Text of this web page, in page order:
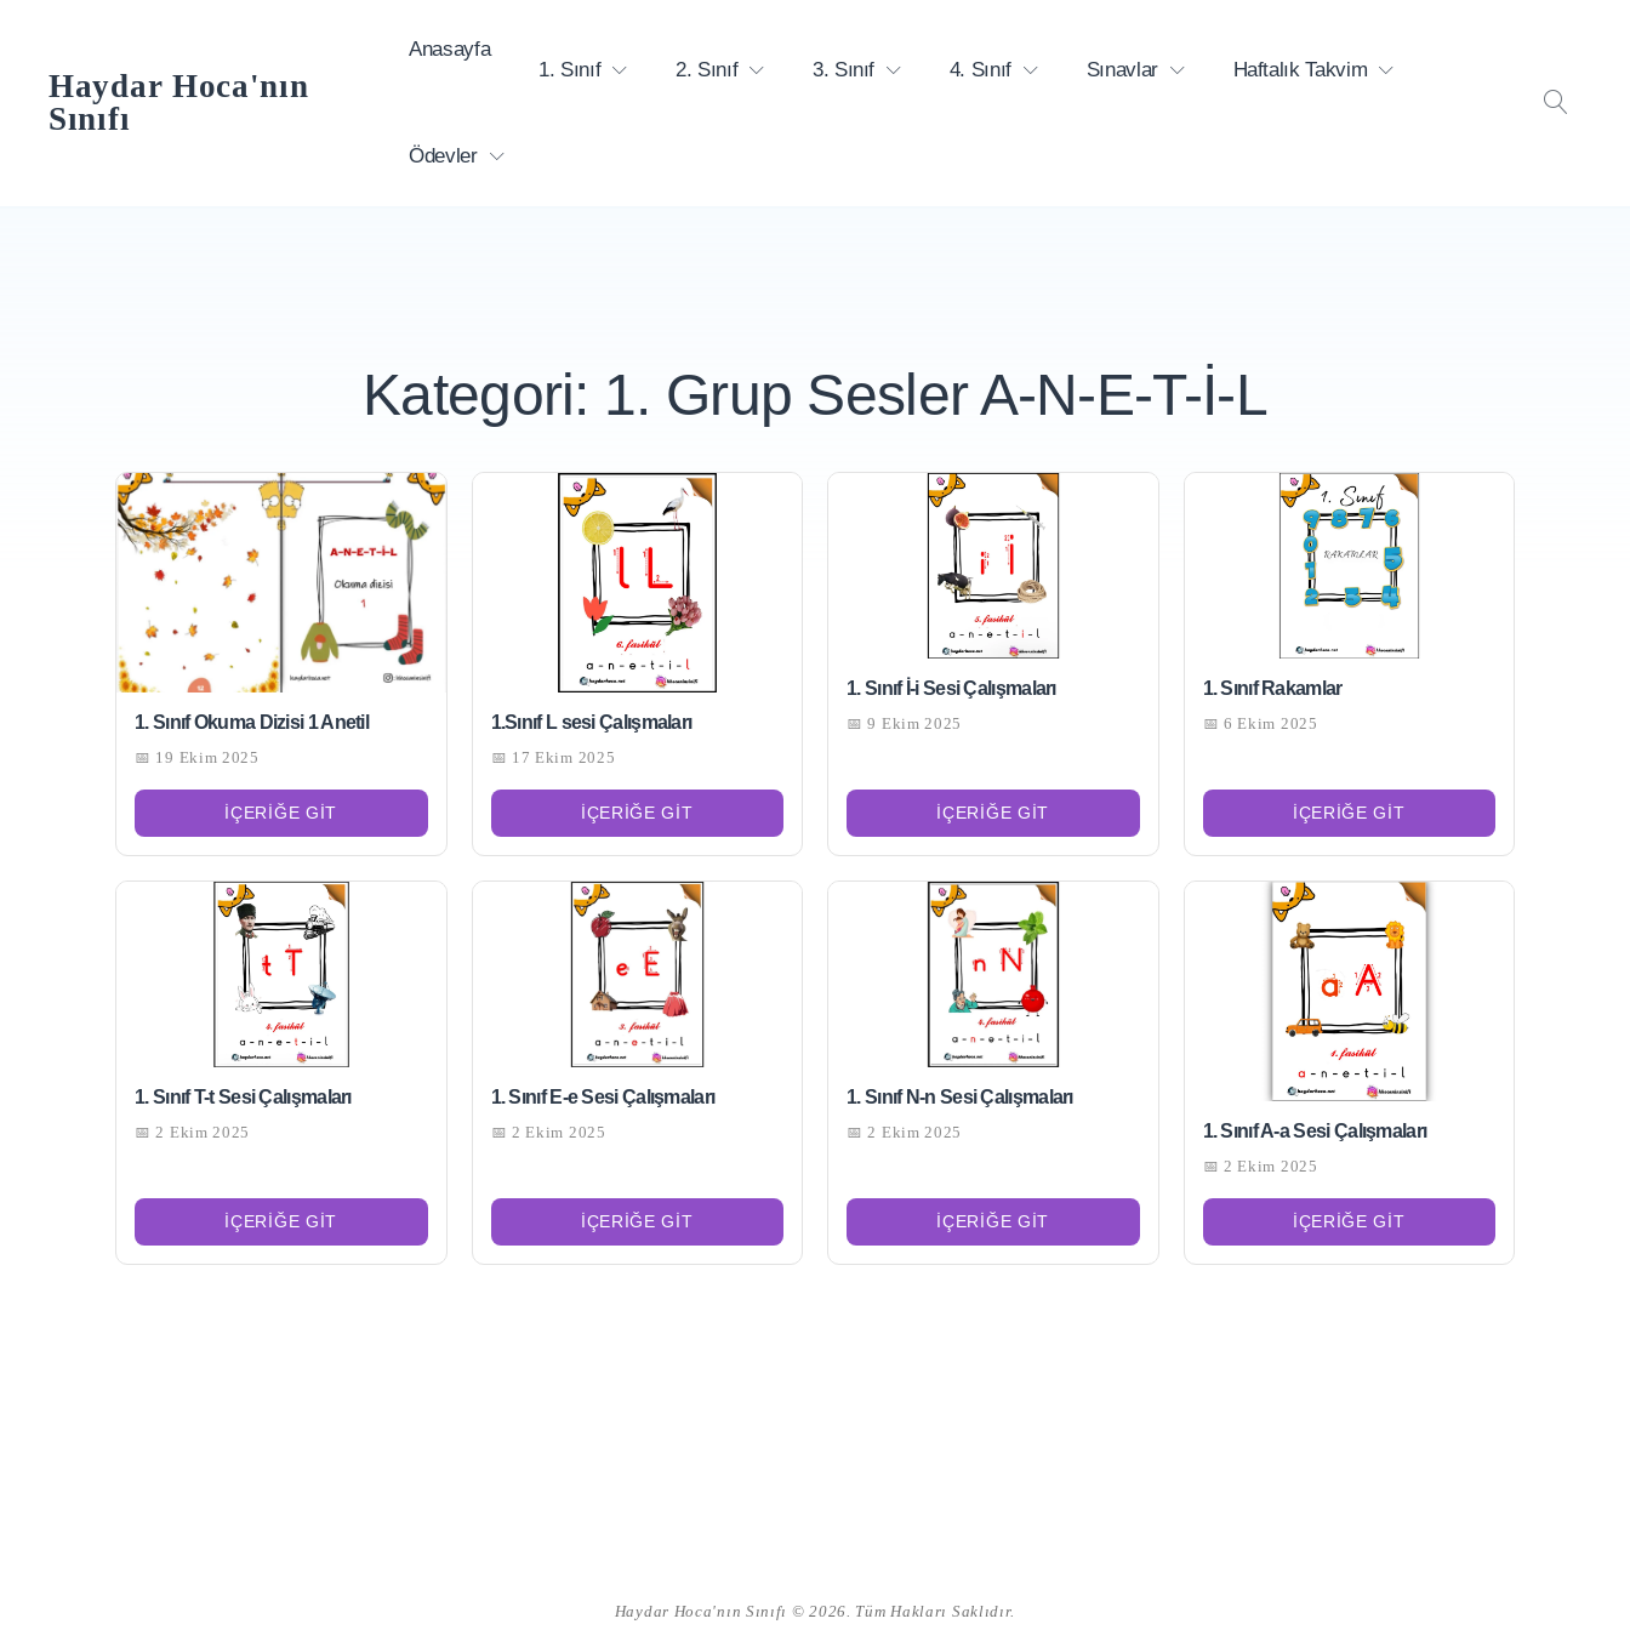
contentHaydar Hoca'nın
Sınıfı
Anasayfa
1. Sınıf
2. Sınıf 3. Sınıf 4. Sınıf Sınavlar Haftalık Takvim
Ödevler
Kategori: 1. Grup Sesler A-N-E-T-İ-L
1. Sınıf Okuma Dizisi 1 Anetil
📅 19 Ekim 2025
İÇERIĞE GIT
1.Sınıf L sesi Çalışmaları
📅 17 Ekim 2025
İÇERIĞE GIT
1. Sınıf İ-i Sesi Çalışmaları
📅 9 Ekim 2025
İÇERIĞE GIT
1. Sınıf Rakamlar
📅 6 Ekim 2025
İÇERIĞE GIT
1. Sınıf T-t Sesi Çalışmaları
📅 2 Ekim 2025
İÇERIĞE GIT
1. Sınıf E-e Sesi Çalışmaları
📅 2 Ekim 2025
İÇERIĞE GIT
1. Sınıf N-n Sesi Çalışmaları
📅 2 Ekim 2025
İÇERIĞE GIT
1. Sınıf A-a Sesi Çalışmaları
📅 2 Ekim 2025
İÇERIĞE GIT
Haydar Hoca'nın Sınıfı © 2026. Tüm Hakları Saklıdır.